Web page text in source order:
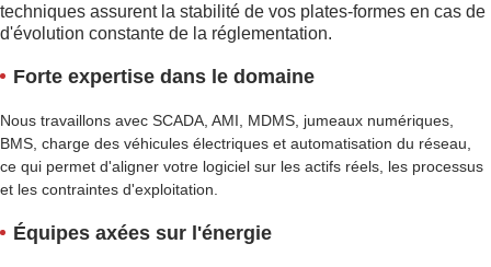
techniques assurent la stabilité de vos plates-formes en cas
d'évolution constante de la réglementation.
Forte expertise dans le domaine
Nous travaillons avec SCADA, AMI, MDMS, jumeaux numériques,
BMS, charge des véhicules électriques et automatisation du réseau,
ce qui permet d'aligner votre logiciel sur les actifs réels, les processus
et les contraintes d'exploitation.
Équipes axées sur l'énergie